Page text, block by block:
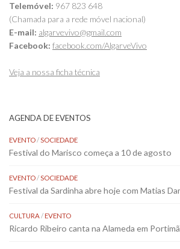
Telemóvel: 967 823 648
(Chamada para a rede móvel nacional)
E-mail: algarvevivo@gmail.com
Facebook: facebook.com/AlgarveVivo
Veja a nossa ficha técnica
AGENDA DE EVENTOS
EVENTO/SOCIEDADE
Festival do Marisco começa a 10 de agosto
EVENTO/SOCIEDADE
Festival da Sardinha abre hoje com Matias
CULTURA/EVENTO
Ricardo Ribeiro canta na Alameda em